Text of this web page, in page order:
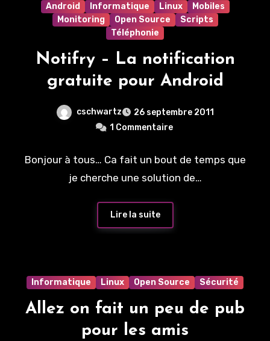
Android Informatique Linux
Mobiles
Monitoring
Open Source
Scripts
Téléphonie
Notifry – La notification
gratuite pour Android
cschwartz
26 septembre 2011
1 Commentaire
Bonjour à tous… Ca fait un bout de temps que
je cherche une solution de…
Lire la suite
Informatique Linux Open Source Sécurité
Allez on fait un peu de pub
pour les amis